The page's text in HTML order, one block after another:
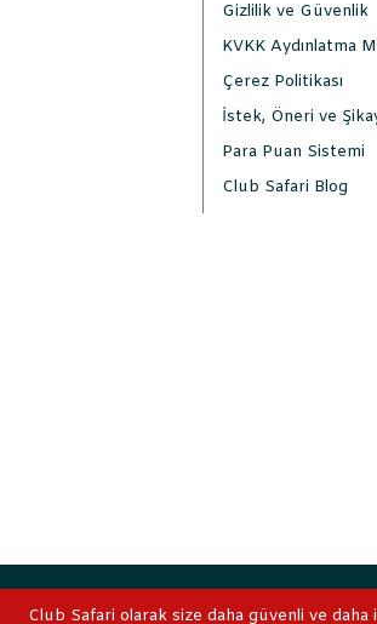
Club Safari olarak size daha güvenli ve
Gizlilik ve Güvenlik
KVKK Aydınlatma
Çerez Politikası
İstek, Öneri ve
Para Puan Sistemi
Club Safari Blog